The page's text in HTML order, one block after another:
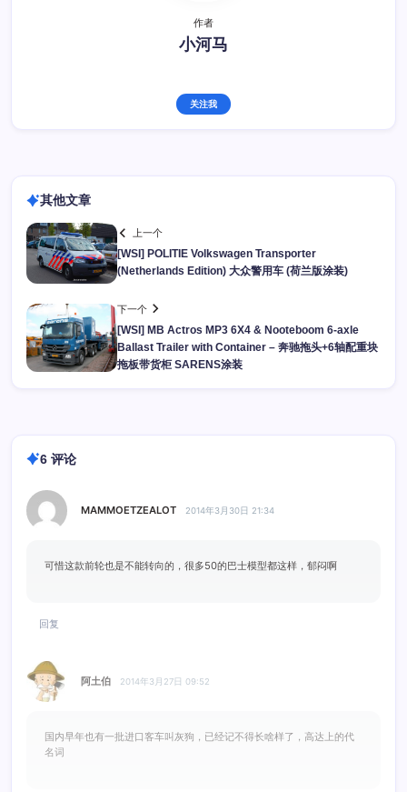
作者
小河马
关注我
其他文章
上一个
[WSI] POLITIE Volkswagen Transporter
(Netherlands Edition) 大众警用车 (荷兰版涂装)
下一个
[WSI] MB Actros MP3 6X4 & Nooteboom 6-axle
Ballast Trailer with Container – 奔驰拖头+6轴配重块
拖板带货柜 SARENS涂装
6 评论
MAMMOETZEALOT 2014年3月30日 21:34
可惜这款前轮也是不能转向的，很多50的巴士模型都这样，郁闷啊
回复
阿土伯 2014年3月27日 09:52
国内早年也有一批进口客车叫灰狗，已经记不得长啥样了，高达上的代
名词